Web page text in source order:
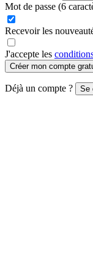
Mot de passe (6
Recevoir les
J'accepte les
Créer mon compte
Déjà un compte ? Se